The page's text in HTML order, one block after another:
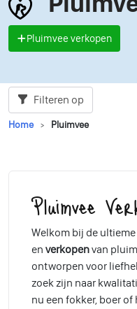
Pluimvee verkopen
Filteren op
Home Pluimvee
Pluimvee
Welkom bij de
en verkopenvan
ontworpen voor
zoek zijn naar
nu een fokker, boer